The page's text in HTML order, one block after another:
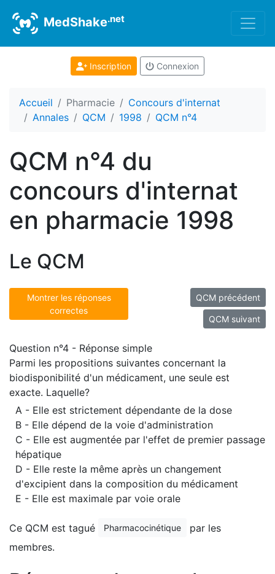
MedShake.net
Inscription Connexion
Accueil Pharmacie
Concours d'internat
Annales
QCM 1998 QCM n°4
QCM n°4 du
concours d'internat
en pharmacie 1998
Le QCM
Montrer les réponses
correctes
QCM précédent
QCM suivant
Question n°4 - Réponse simple
Parmi les propositions suivantes concernant la
biodisponibilité d'un médicament, une seule est
exacte. Laquelle?
A - Elle est strictement dépendante de la dose
B - Elle dépend de la voie d'administration
C - Elle est augmentée par l'effet de premier passage
hépatique
D - Elle reste la même après un changement
d'excipient dans la composition du médicament
E - Elle est maximale par voie orale
Ce QCM est tagué Pharmacocinétique
par les
membres.